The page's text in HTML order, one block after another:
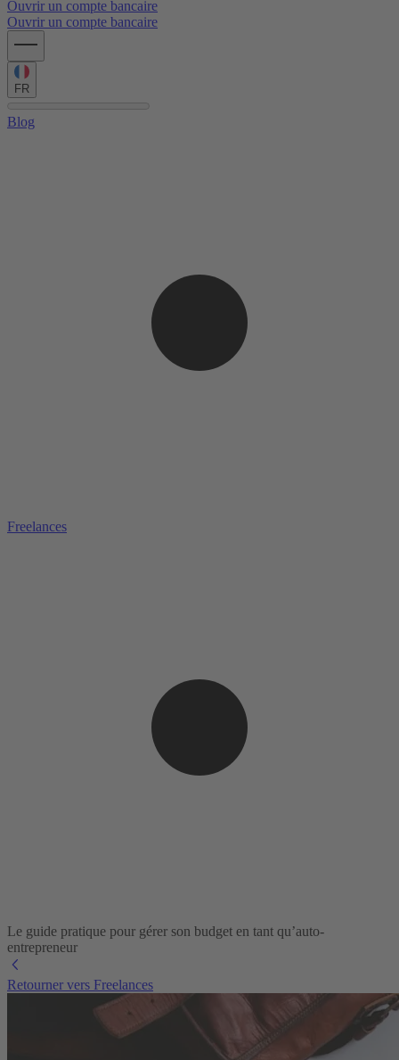
Ouvrir un compte bancaire
Ouvrir un compte bancaire
FR
Blog
Freelances
Le guide pratique pour gérer son budget en tant qu’auto-
entrepreneur
Retourner vers Freelances